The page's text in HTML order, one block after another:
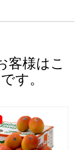
客様はこ
す。